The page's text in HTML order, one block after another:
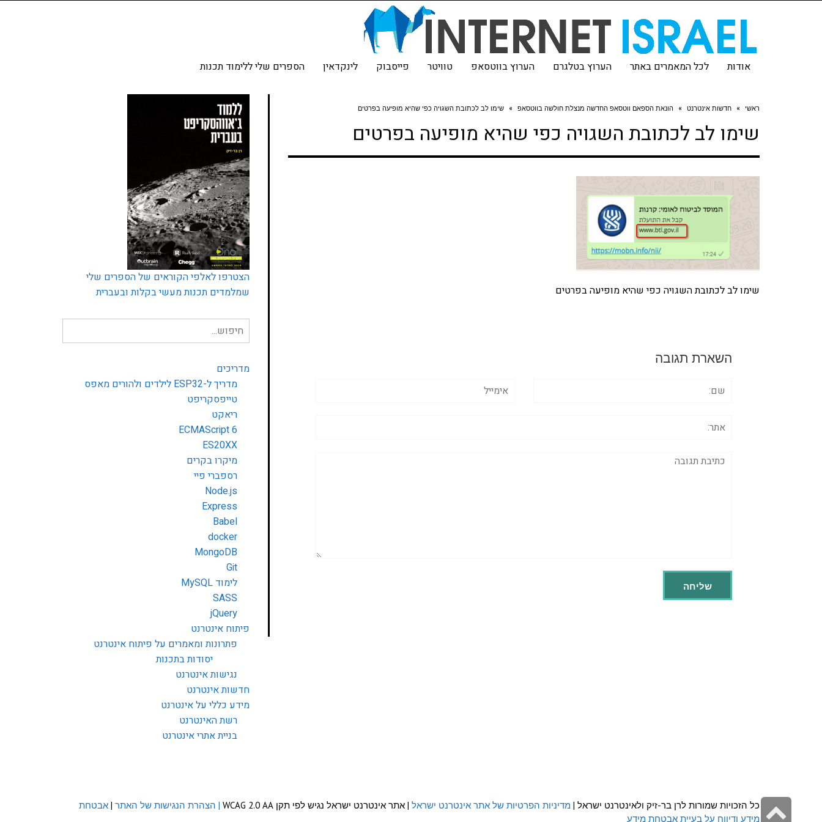
אודות לכל המאמרים באתר הערוץ בטלגרם הערוץ בווטסאפ טוויטר פייסבוק לינקדאין הספרים שלי ללימוד תכנות
ראשי » חדשות אינטרנט » הונאת הספאם ווטסאפ החדשה מנצלת חולשה בווטסאפ » שימו לב לכתובת השגויה כפי שהיא מופיעה בפרטים
שימו לב לכתובת השגויה כפי שהיא מופיעה בפרטים
שימו לב לכתובת השגויה כפי שהיא מופיעה בפרטים
השארת תגובה
תגובה
הצטרפו לאלפי הקוראים של הספרים שלי
שמלמדים תכנות מעשי בקלות ובעברית
חיפוש
עבור:
מדריכים
מדריך ל-ESP32 לילדים ולהורים מאפס
טייפסקריפט
ריאקט
ECMAScript 6
ES20XX
מיקרו בקרים
רספברי פיי
Node.js
Express
Babel
docker
MongoDB
Git
לימוד MySQL
SASS
jQuery
פיתוח אינטרנט
פתרונות ומאמרים על פיתוח אינטרנט
יסודות בתכנות
נגישות אינטרנט
חדשות אינטרנט
מידע כללי על אינטרנט
רשת האינטרנט
בניית אתרי אינטרנט
כל הזכויות שמורות לרן בר-זיק ולאינטרנט ישראל | מדיניות הפרטיות של אתר אינטרנט ישראל | אתר אינטרנט ישראל נגיש לפי תקן WCAG 2.0 AA | הצהרת הנגישות של האתר | אבטחת
מידע ודיווח על בעיית אבטחת מידע
גלילה